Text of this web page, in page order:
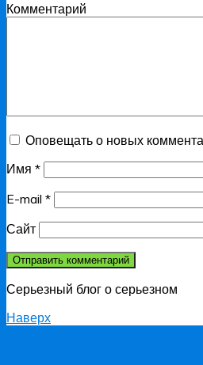
Комментарий
Оповещать о новых
Имя *
E-mail *
Сайт
Серьезный блог о серьезном
Наверх